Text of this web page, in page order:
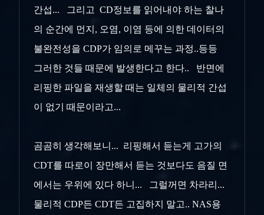
간섭... 그리고 CD정보를 읽어내야 하는 찰나
의 순간에 먼지, 오염, 이염 등에 의한 데이터의
불완전성을 CDP가 임의로 메꾸는 과정..등등
그러한 것들 때문에 발생한다고 한다.. 반면에
리핑한 파일을 재생할 때는 일체의 물리적 간섭
이 없기 때문이라고...
곰곰히 생각해보니... 리핑해서 듣는게 고가의
CDT를 따로이 장만해서 듣는 것보다도 음질 면
에서는 우위에 있다 하니... 그럴꺼면 차라리...
물리적 CDP든 CDT든 고집하지 말고.. NAS용